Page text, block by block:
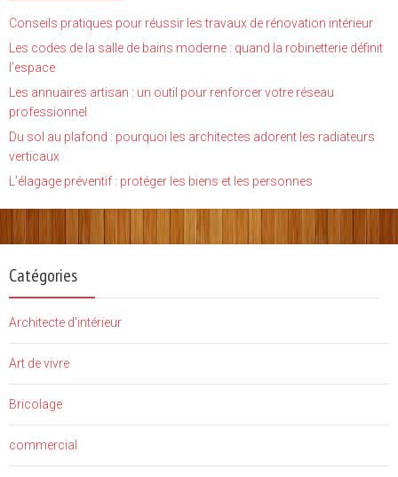
Conseils pratiques pour réussir les travaux de rénovation intérieur
Les codes de la salle de bains moderne : quand la robinetterie définit
l’espace
Les annuaires artisan : un outil pour renforcer votre réseau
professionnel
Du sol au plafond : pourquoi les architectes adorent les radiateurs
verticaux
L’élagage préventif : protéger les biens et les personnes
Catégories
Architecte d'intérieur
Art de vivre
Bricolage
commercial